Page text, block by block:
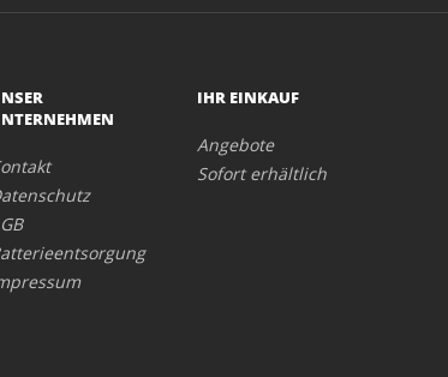
IHR EINKAUF
Angebote
Sofort erhältlich